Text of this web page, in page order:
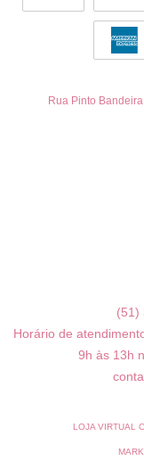
Rua Pinto
(51)
Horário de
9h às 13h
LOJA VIRTUAL